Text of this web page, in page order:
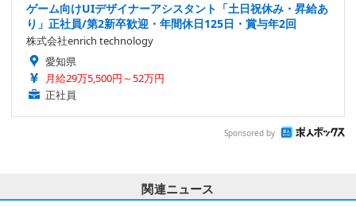
ゲーム向けUIデザイナーアシスタント「土日祝休み・昇給あ
り」正社員/第2新卒歓迎・年間休日125日・賞与年2回
株式会社enrich technology
愛知県
月給29万5,500円～52万円
正社員
Sponsored by
関連ニュース